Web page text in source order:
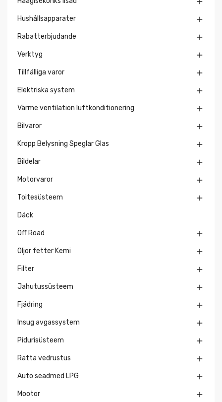
Hushållsapparater 
Rabatterbjudande 
Verktyg 
Tillfälliga varor 
Elektriska system 
Värme ventilation luftkonditionering 
Bilvaror 
Kropp Belysning Speglar Glas 
Bildelar 
Motorvaror 
Toitesüsteem 
Däck
Off Road 
Oljor fetter Kemi 
Filter 
Jahutussüsteem 
Fjädring 
Insug avgassystem 
Pidurisüsteem 
Ratta vedrustus 
Auto seadmed LPG 
Mootor 